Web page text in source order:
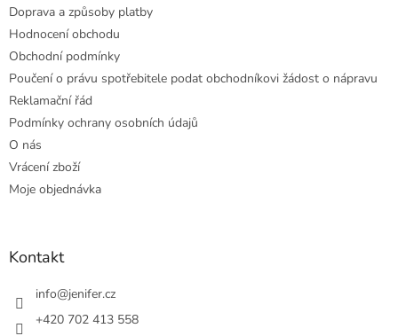
Doprava a způsoby platby
Hodnocení obchodu
Obchodní podmínky
Poučení o právu spotřebitele podat obchodníkovi žádost o nápravu
Reklamační řád
Podmínky ochrany osobních údajů
O nás
Vrácení zboží
Moje objednávka
Kontakt
info@jenifer.cz
+420 702 413 558